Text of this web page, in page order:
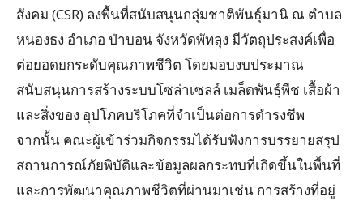
สังคม (CSR) ลงพื้นที่สนับสนุนกลุ่มชาติพันธุ์มานิ ณ ตำบล
หนองธง อำเภอ ป่าบอน จังหวัดพัทลุง มีวัตถุประสงค์เพื่อ
ต่อยอดยกระดับคุณภาพชีวิต โดยมอบงบประมาณ
สนับสนุนการสร้างระบบโซล่าเซลล์ เมล็ดพันธุ์พืช เสื้อผ้า
และสิ่งของ อุปโภคบริโภคที่จำเป็นต่อการดำรงชีพ
จากนั้น คณะผู้เข้าร่วมกิจกรรมได้รับฟังการบรรยายสรุป
สถานการณ์ภัยพิบัติและข้อมูลผลกระทบที่เกิดขึ้นในพื้นที่
และการพัฒนาคุณภาพชีวิตที่ผ่านมาเช่น การสร้างที่อยู่